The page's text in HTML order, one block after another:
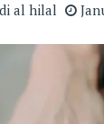
al hilal